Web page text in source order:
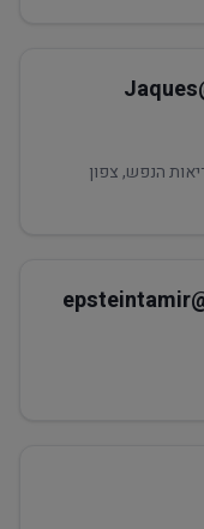
הנפש, צפון